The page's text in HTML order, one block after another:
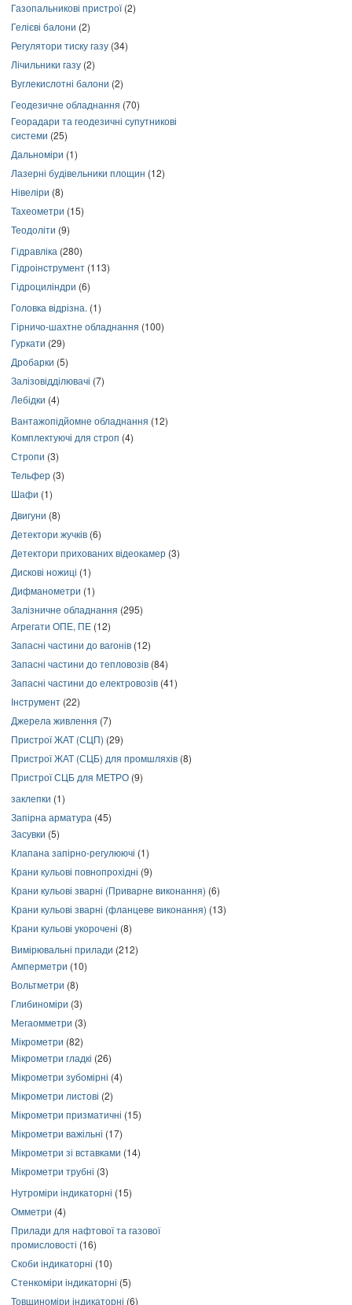
Газопальникові пристрої(2)
Гелієві балони (2)
Регулятори тиску газу (34)
Лічильники газу (2)
Вуглекислотні балони (2)
Геодезичне обладнання (70)
Георадари та геодезичні супутникові
системи (25)
Дальноміри (1)
Лазерні будівельники площин (12)
Нівеліри (8)
Тахеометри (15)
Теодоліти (9)
Гідравліка (280)
Гідроінструмент (113)
Гідроциліндри (6)
Головка відрізна. (1)
Гірничо-шахтне обладнання (100)
Гуркати (29)
Дробарки (5)
Залізовідділювачі (7)
Лебідки (4)
Вантажопідйомне обладнання (12)
Комплектуючі для строп (4)
Стропи (3)
Тельфер (3)
Шафи (1)
Двигуни (8)
Детектори жучків (6)
Детектори прихованих відеокамер (3)
Дискові ножиці (1)
Дифманометри (1)
Залізничне обладнання (295)
Агрегати ОПЕ, ПЕ (12)
Запасні частини до вагонів (12)
Запасні частини до тепловозів (84)
Запасні частини до електровозів (41)
Інструмент (22)
Джерела живлення (7)
Пристрої ЖАТ (СЦП) (29)
Пристрої ЖАТ (СЦБ) для промшляхів (8)
Пристрої СЦБ для МЕТРО (9)
заклепки (1)
Запірна арматура (45)
Засувки (5)
Клапана запірно-регулюючі (1)
Крани кульові повнопрохідні (9)
Крани кульові зварні (Приварне виконання) (6)
Крани кульові зварні (фланцеве виконання) (13)
Крани кульові укорочені (8)
Вимірювальні прилади (212)
Амперметри (10)
Вольтметри (8)
Глибиноміри (3)
Мегаомметри (3)
Мікрометри (82)
Мікрометри гладкі (26)
Мікрометри зубомірні (4)
Мікрометри листові (2)
Мікрометри призматичні (15)
Мікрометри важільні (17)
Мікрометри зі вставками (14)
Мікрометри трубні (3)
Нутроміри індикаторні (15)
Омметри (4)
Прилади для нафтової та газової
промисловості (16)
Скоби індикаторні (10)
Стенкоміри індикаторні (5)
Товщиноміри індикаторні (6)